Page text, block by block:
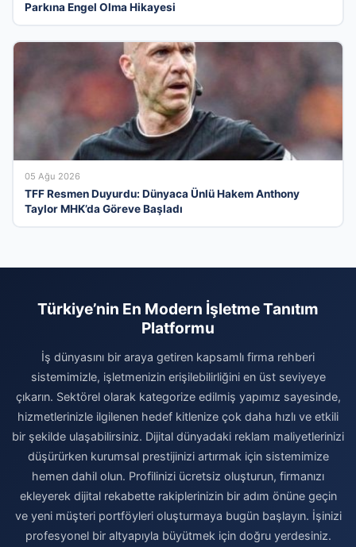
Parkına Engel Olma Hikayesi
05 Ağu 2026
TFF Resmen Duyurdu: Dünyaca Ünlü Hakem Anthony
Taylor MHK’da Göreve Başladı
Türkiye’nin En Modern İşletme Tanıtım
Platformu
İş dünyasını bir araya getiren kapsamlı firma rehberi
sistemimizle, işletmenizin erişilebilirliğini en üst seviyeye
çıkarın. Sektörel olarak kategorize edilmiş yapımız sayesinde,
hizmetlerinizle ilgilenen hedef kitlenize çok daha hızlı ve etkili
bir şekilde ulaşabilirsiniz. Dijital dünyadaki reklam maliyetlerinizi
düşürürken kurumsal prestijinizi artırmak için sistemimize
hemen dahil olun. Profilinizi ücretsiz oluşturun, firmanızı
ekleyerek dijital rekabette rakiplerinizin bir adım önüne geçin
ve yeni müşteri portföyleri oluşturmaya bugün başlayın. İşinizi
profesyonel bir altyapıyla büyütmek için doğru yerdesiniz.